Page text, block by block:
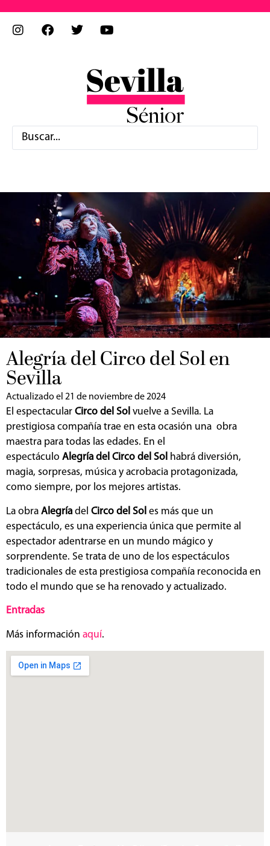
Alegría del Circo del Sol en
Sevilla
Actualizado el 21 de noviembre de 2024
El espectacular Circo del Sol vuelve a Sevilla. La
prestigiosa compañía trae en esta ocasión una obra
maestra para todas las edades. En el
espectáculo Alegría del Circo del Sol habrá diversión,
magia, sorpresas, música y acrobacia protagonizada,
como siempre, por los mejores artistas.
La obra Alegríadel Circo del Sol es más que un
espectáculo, es una experiencia única que permite al
espectador adentrarse en un mundo mágico y
sorprendente. Se trata de uno de los espectáculos
tradicionales de esta prestigiosa compañía reconocida en
todo el mundo que se ha renovado y actualizado.
Entradas
Más información aquí.